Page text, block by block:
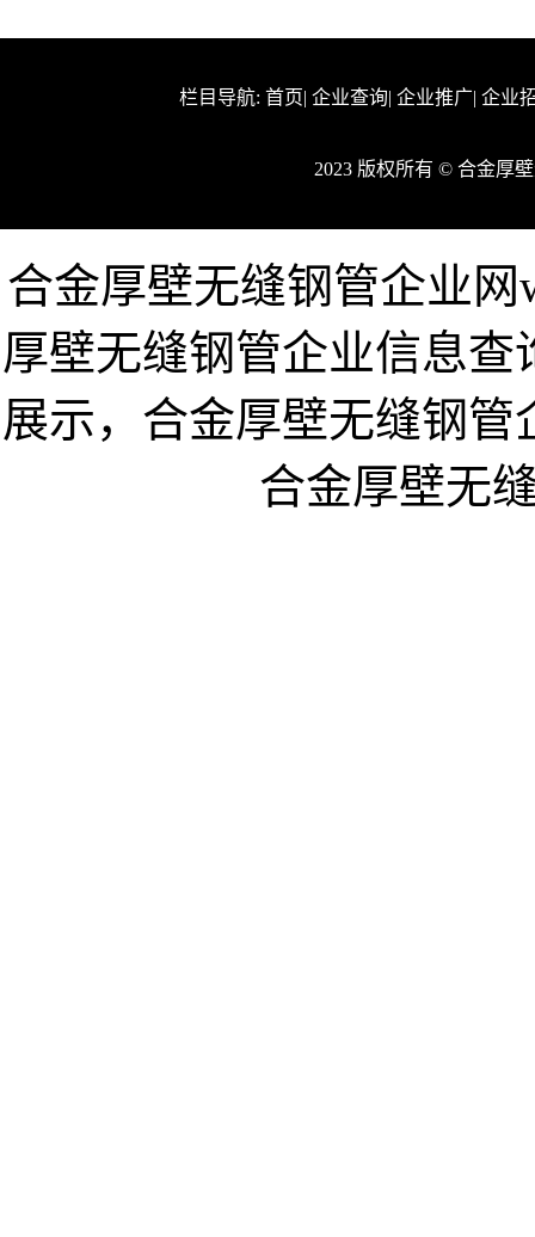
栏目导航: 首页| 企业查询| 企业推广| 企业
2023 版权所有 © 合金厚
合金厚壁无缝钢管企业网
厚壁无缝钢管企业信息
展示，合金厚壁无缝钢
合金厚壁无